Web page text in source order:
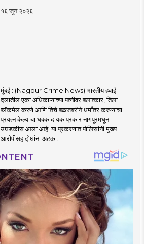
१६ जून २०२६
मुंबई : (Nagpur Crime News) भारतीय हवाई
दलातील एका अधिकाऱ्याच्या पत्नीवर बलात्कार, तिला
ब्लॅकमेल करणे आणि तिचे बळजबरीने धर्मांतर करण्याचा
प्रयत्न केल्याचा धक्कादायक प्रकार नागपूरमधून
उघडकीस आला आहे. या प्रकरणात पोलिसांनी मुख्य
आरोपीसह दोघांना अटक ..